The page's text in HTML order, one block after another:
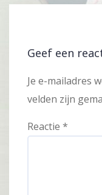
Geef een
Je e-mailadres
velden zijn
Reactie *